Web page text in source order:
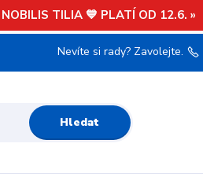
TILIA 💙 PLATÍ OD 12.6. »
Hledat
Nevíte si rady? Zavolejte.